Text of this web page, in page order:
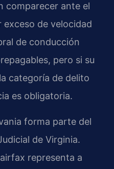
comparecer ante el
de velocidad
de conducción
pero si su
categoría de delito
es obligatoria.
forma parte del
de Virginia.
representa a